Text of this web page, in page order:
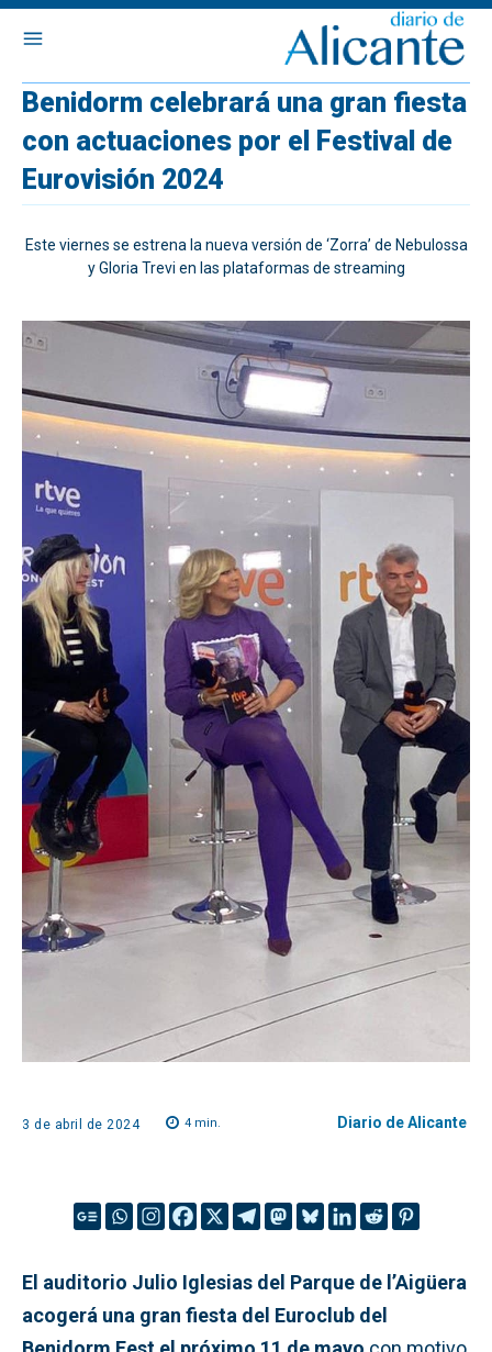
Benidorm celebrará una gran fiesta
con actuaciones por el Festival de
Eurovisión 2024
Este viernes se estrena la nueva versión de ‘Zorra’ de Nebulossa
y Gloria Trevi en las plataformas de streaming
3 de abril de 2024 4 min. Diario de Alicante
El auditorio Julio Iglesias del Parque de l’Aigüera
acogerá una gran fiesta del Euroclub del